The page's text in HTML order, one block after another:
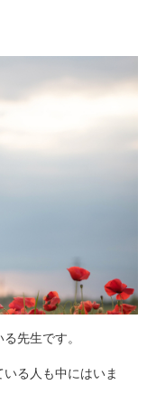
先生です。
る人も中にはいま